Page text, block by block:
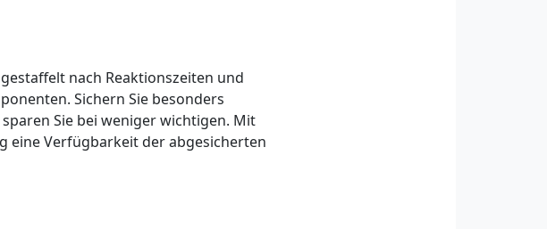
gestaffelt nach Reaktionszeiten und
Sichern Sie besonders
Sie bei weniger wichtigen. Mit
eine Verfügbarkeit der abgesicherten